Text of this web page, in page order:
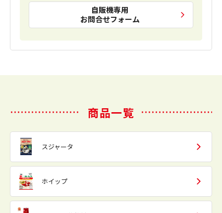
自販機専用
お問合せフォーム
商品一覧
スジャータ
ホイップ